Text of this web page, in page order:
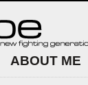
ABOUT ME